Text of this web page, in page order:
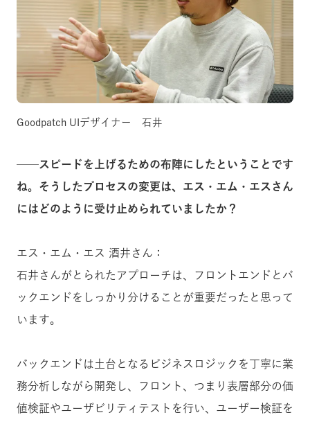
Goodpatch UIデザイナー 石井
──スピードを上げるための布陣にしたということです
ね。そうしたプロセスの変更は、エス・エム・エスさん
にはどのように受け止められていましたか？
エス・エム・エス 酒井さん：
石井さんがとられたアプローチは、フロントエンドとバ
ックエンドをしっかり分けることが重要だったと思って
います。
バックエンドは土台となるビジネスロジックを丁寧に業
務分析しながら開発し、フロント、つまり表層部分の価
値検証やユーザビリティテストを行い、ユーザー検証を